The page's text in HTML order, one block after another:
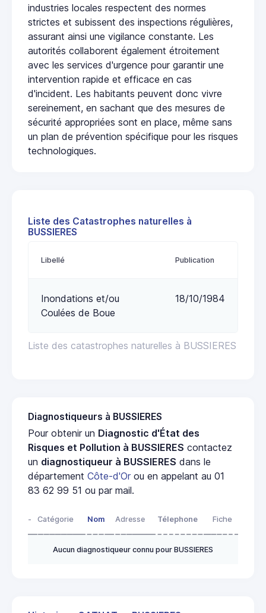
industries locales respectent des normes
strictes et subissent des inspections régulières,
assurant ainsi une vigilance constante. Les
autorités collaborent également étroitement
avec les services d'urgence pour garantir une
intervention rapide et efficace en cas
d'incident. Les habitants peuvent donc vivre
sereinement, en sachant que des mesures de
sécurité appropriées sont en place, même sans
un plan de prévention spécifique pour les risques
technologiques.
Liste des Catastrophes naturelles à
BUSSIERES
Liste des catastrophes naturelles à BUSSIERES
Libellé Publication
Inondations et/ou
Coulées de Boue
18/10/1984
Diagnostiqueurs à BUSSIERES
Pour obtenir un Diagnostic d'État des
Risques et Pollution à BUSSIERES contactez
un diagnostiqueur à BUSSIERES dans le
département Côte-d'Or ou en appelant au 01
83 62 99 51 ou par mail.
- Catégorie Nom Adresse Télephone Fiche
Aucun diagnostiqueur connu pour BUSSIERES